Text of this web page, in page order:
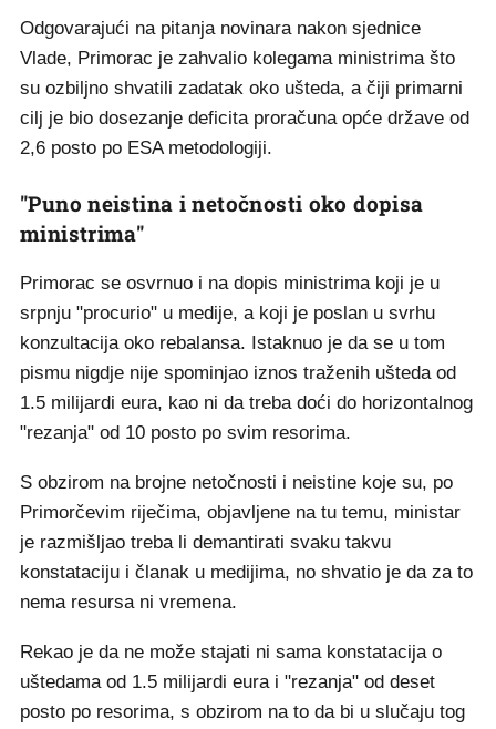
Odgovarajući na pitanja novinara nakon sjednice
Vlade, Primorac je zahvalio kolegama ministrima što
su ozbiljno shvatili zadatak oko ušteda, a čiji primarni
cilj je bio dosezanje deficita proračuna opće države od
2,6 posto po ESA metodologiji.
"Puno neistina i netočnosti oko dopisa
ministrima"
Primorac se osvrnuo i na dopis ministrima koji je u
srpnju "procurio" u medije, a koji je poslan u svrhu
konzultacija oko rebalansa. Istaknuo je da se u tom
pismu nigdje nije spominjao iznos traženih ušteda od
1.5 milijardi eura, kao ni da treba doći do horizontalnog
"rezanja" od 10 posto po svim resorima.
S obzirom na brojne netočnosti i neistine koje su, po
Primorčevim riječima, objavljene na tu temu, ministar
je razmišljao treba li demantirati svaku takvu
konstataciju i članak u medijima, no shvatio je da za to
nema resursa ni vremena.
Rekao je da ne može stajati ni sama konstatacija o
uštedama od 1.5 milijardi eura i "rezanja" od deset
posto po resorima, s obzirom na to da bi u slučaju tog